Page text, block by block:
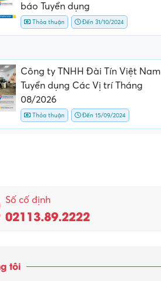
báo Tuyển dụng
Thỏa thuận Đến 31/10/2024
Công ty TNHH Đài Tín Việt Nam
Tuyển dụng Các Vị trí Tháng
08/2026
Thỏa thuận Đến 15/09/2024
Số cố định
02113.89.2222
tôi